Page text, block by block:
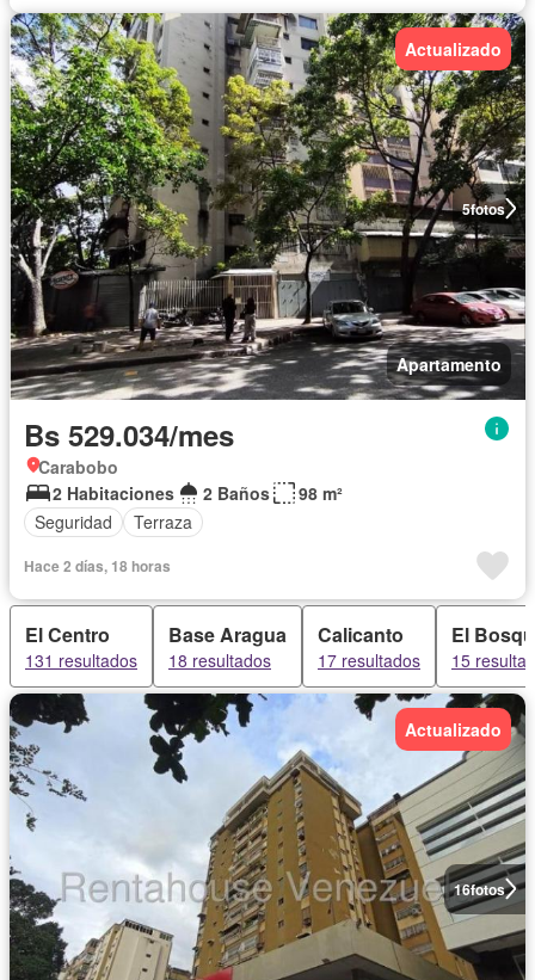
5fotos
Actualizado
Apartamento
Bs 529.034/mes
Carabobo
2 Habitaciones
2 Baños
98 m²
Seguridad
Terraza
Hace 2 días, 18 horas
El Centro
131 resultados
Base Aragua
18 resultados
Calicanto
17 resultados
El
15
16fotos
Actualizado